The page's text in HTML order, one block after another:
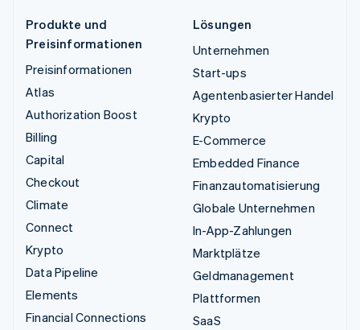
Produkte und
Preisinformationen
Preisinformationen
Atlas
Authorization Boost
Billing
Capital
Checkout
Climate
Connect
Krypto
Data Pipeline
Elements
Financial Connections
Lösungen
Unternehmen
Start-ups
Agentenbasierter Handel
Krypto
E-Commerce
Embedded Finance
Finanzautomatisierung
Globale Unternehmen
In-App-Zahlungen
Marktplätze
Geldmanagement
Plattformen
SaaS